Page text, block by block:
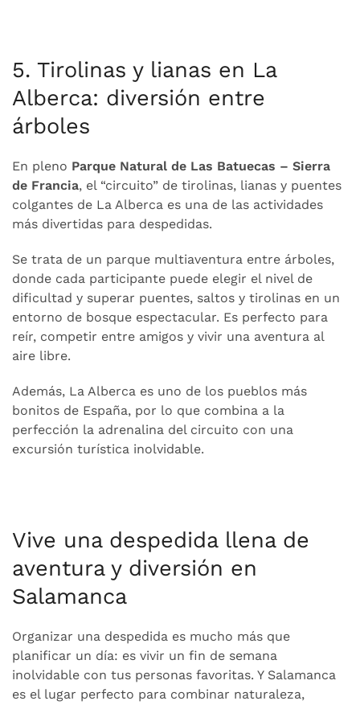
5. Tirolinas y lianas en La
Alberca: diversión entre
árboles
En pleno Parque Natural de Las Batuecas – Sierra
de Francia, el “circuito” de tirolinas, lianas y puentes
colgantes de La Alberca es una de las actividades
más divertidas para despedidas.
Se trata de un parque multiaventura entre árboles,
donde cada participante puede elegir el nivel de
dificultad y superar puentes, saltos y tirolinas en un
entorno de bosque espectacular. Es perfecto para
reír, competir entre amigos y vivir una aventura al
aire libre.
Además, La Alberca es uno de los pueblos más
bonitos de España, por lo que combina a la
perfección la adrenalina del circuito con una
excursión turística inolvidable.
Vive una despedida llena de
aventura y diversión en
Salamanca
Organizar una despedida es mucho más que
planificar un día: es vivir un fin de semana
inolvidable con tus personas favoritas. Y Salamanca
es el lugar perfecto para combinar naturaleza,